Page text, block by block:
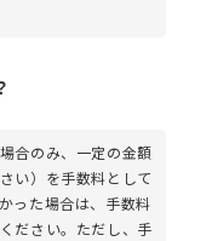
合のみ、一定の金額
い）を手数料として
った場合は、手数料
ださい。ただし、手